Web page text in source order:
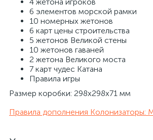
6 элементов морской рамки
10 номерных жетонов
6 карт цены строительства
5 жетонов Великой стены
10 жетонов гаваней
2 жетона Великого моста
7 карт чудес Катана
Правила игры
Размер коробки: 298x298x71 мм
Правила дополнения Колонизаторы: